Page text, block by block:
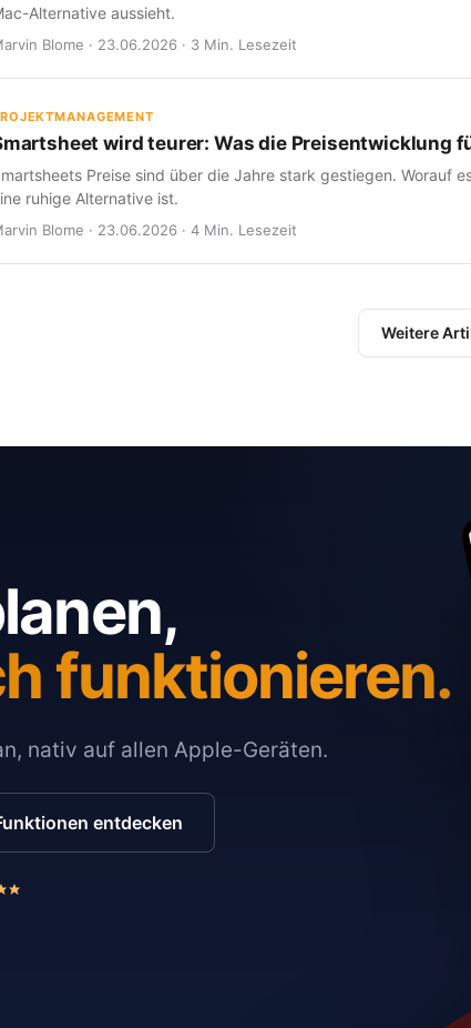
Alternative aussieht.
Blome · 23.06.2026 · 3 Min. Lesezeit
wird teurer: Was die Preisentwicklung
Preise sind über die Jahre stark gestiegen. Worauf
ruhige Alternative ist.
Blome · 23.06.2026 · 4 Min. Lesezeit
Weitere
funktionieren.
nativ auf allen Apple-Geräten.
entdecken